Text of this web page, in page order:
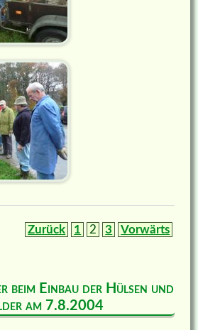
Zurück
1 2 3 Vorwärts
beim Einbau der Hülsen und
am 7.8.2004